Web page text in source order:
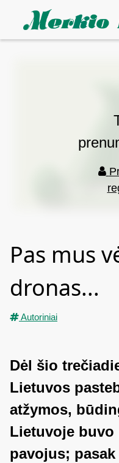
Pas mus
dronas...
Autoriniai
Dėl šio
Lietuvos
atžymos,
Lietuvoje buvo
pavojus;